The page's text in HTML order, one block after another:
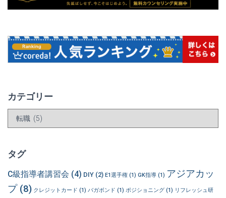
カテゴリー
ー
タグ
C級指導者講習会 (4) DIY (2) E1選手権 (1) GK指導 (1) アジアカッ
プ(8) クレジットカード (1) バガボンド (1) ポジショニング (1) リフレッシュ研